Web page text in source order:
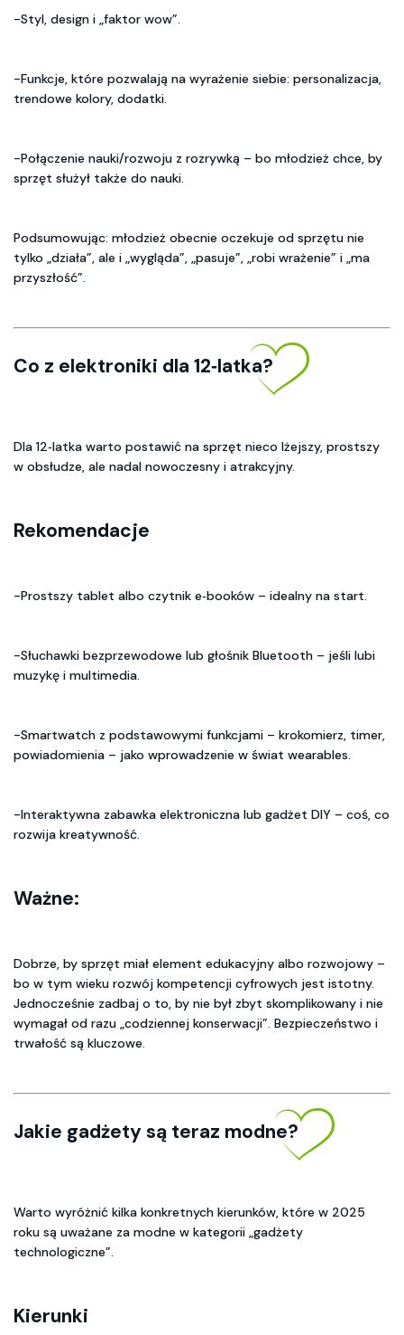
-Styl, design i „faktor wow”.
-Funkcje, które pozwalają na wyrażenie siebie: personalizacja,
trendowe kolory, dodatki.
-Połączenie nauki/rozwoju z rozrywką – bo młodzież chce, by
sprzęt służył także do nauki.
Podsumowując: młodzież obecnie oczekuje od sprzętu nie
tylko „działa”, ale i „wygląda”, „pasuje”, „robi wrażenie” i „ma
przyszłość”.
Co z elektroniki dla 12‑latka?
Dla 12‑latka warto postawić na sprzęt nieco lżejszy, prostszy
w obsłudze, ale nadal nowoczesny i atrakcyjny.
Rekomendacje
-Prostszy tablet albo czytnik e‑booków – idealny na start.
-Słuchawki bezprzewodowe lub głośnik Bluetooth – jeśli lubi
muzykę i multimedia.
-Smartwatch z podstawowymi funkcjami – krokomierz, timer,
powiadomienia – jako wprowadzenie w świat wearables.
-Interaktywna zabawka elektroniczna lub gadżet DIY – coś, co
rozwija kreatywność.
Ważne:
Dobrze, by sprzęt miał element edukacyjny albo rozwojowy –
bo w tym wieku rozwój kompetencji cyfrowych jest istotny.
Jednocześnie zadbaj o to, by nie był zbyt skomplikowany i nie
wymagał od razu „codziennej konserwacji”. Bezpieczeństwo i
trwałość są kluczowe.
Jakie gadżety są teraz modne?
Warto wyróżnić kilka konkretnych kierunków, które w 2025
roku są uważane za modne w kategorii „gadżety
technologiczne”.
Kierunki